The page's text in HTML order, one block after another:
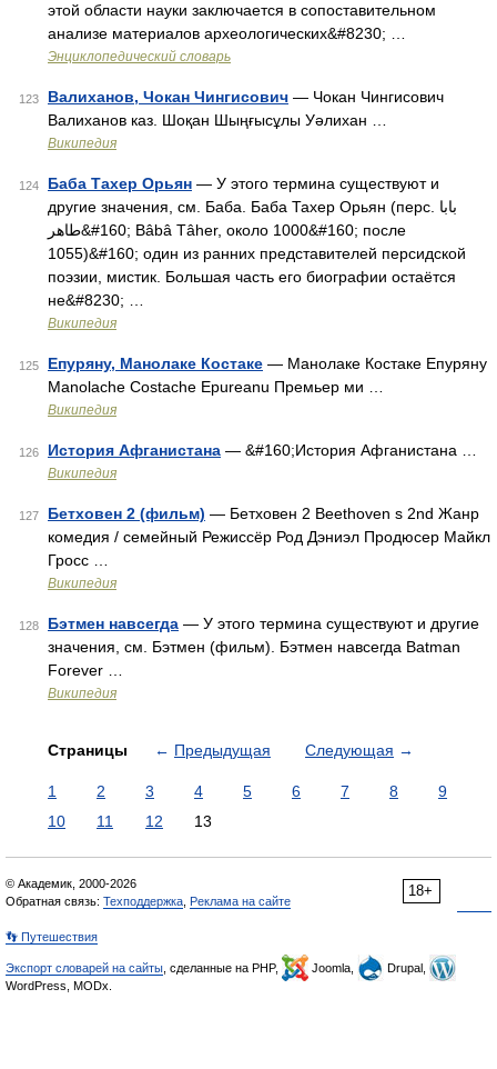
этой области науки заключается в сопоставительном
анализе материалов археологических&#8230; …
Энциклопедический словарь
123 Валиханов, Чокан Чингисович — Чокан Чингисович
Валиханов каз. Шоқан Шыңғысұлы Уәлихан …
Википедия
124 Баба Тахер Орьян — У этого термина существуют и
другие значения, см. Баба. Баба Тахер Орьян (перс. بابا
طاهر‎&#160; Bâbâ Tâher, около 1000&#160; после
1055)&#160; один из ранних представителей персидской
поэзии, мистик. Большая часть его биографии остаётся
не&#8230; …
Википедия
125 Епуряну, Манолаке Костаке — Манолаке Костаке Епуряну
Manolache Costache Epureanu Премьер ми …
Википедия
126 История Афганистана — &#160;История Афганистана …
Википедия
127 Бетховен 2 (фильм) — Бетховен 2 Beethoven s 2nd Жанр
комедия / семейный Режиссёр Род Дэниэл Продюсер Майкл
Гросс …
Википедия
128 Бэтмен навсегда — У этого термина существуют и другие
значения, см. Бэтмен (фильм). Бэтмен навсегда Batman
Forever …
Википедия
Страницы ← Предыдущая Следующая →
1 2 3 4 5 6 7 8
9
10
11 12 13
18+
© Академик, 2000-2026
Обратная связь: Техподдержка Реклама на сайте
👣 Путешествия
Экспорт словарей на сайты , сделанные на PHP, Joomla,
Drupal,
WordPress, MODx.